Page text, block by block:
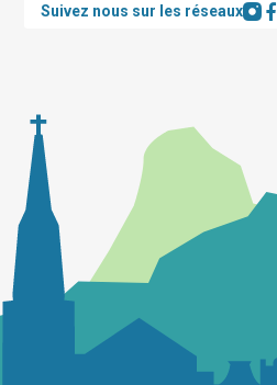
Suivez nous sur les réseaux